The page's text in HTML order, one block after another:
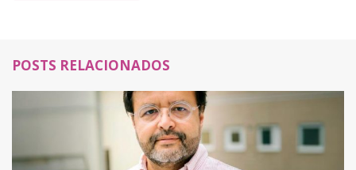
POSTS RELACIONADOS